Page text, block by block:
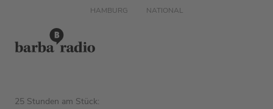
HAMBURG NATIONAL
25 Stunden am Stück: